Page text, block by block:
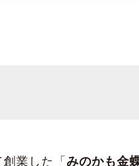
業した「みのかも金